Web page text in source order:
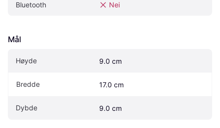
Bluetooth Nei
Mål
Høyde 9.0 cm
Bredde 17.0 cm
Dybde 9.0 cm